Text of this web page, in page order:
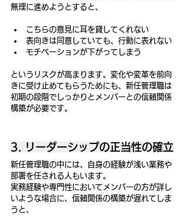
無理に進めようとすると、
こちらの意見に耳を貸してくれない
表向きは同意していても、行動に表れない
モチベーションが下がってしまう
というリスクが高まります。変化や変革を前向
きに受け止めてもらうためにも、新任管理職は
初期の段階でしっかりとメンバーとの信頼関係
構築が必要です。
3. リーダーシップの正当性の確立
新任管理職の中には、自身の経験が浅い業務や
部署を任される人もいます。
実務経験や専門性においてメンバーの方が詳し
いような場合に、信頼関係の構築が遅れてしま
うと、